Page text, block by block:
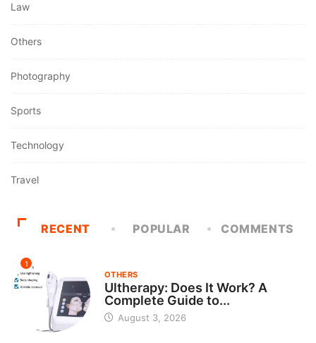
Law
Others
Photography
Sports
Technology
Travel
RECENT POPULAR COMMENTS
1
OTHERS
Ultherapy: Does It Work? A
Complete Guide to...
August 3, 2026